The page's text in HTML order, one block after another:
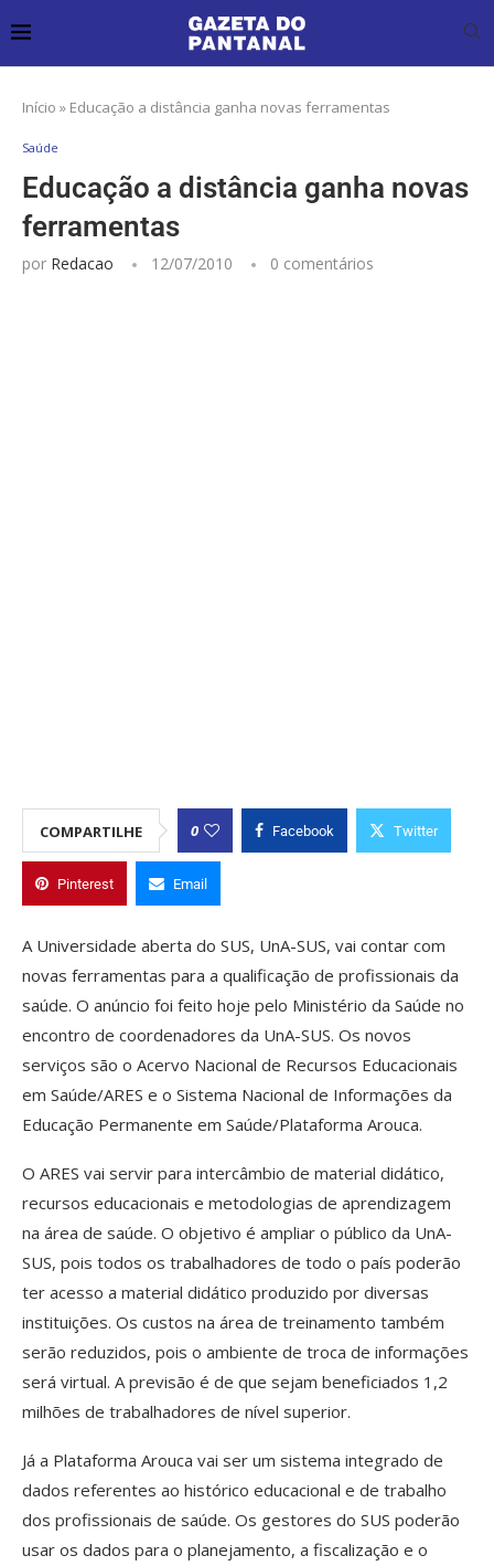
Início » Educação a distância ganha novas ferramentas
Saúde
Educação a distância ganha novas
ferramentas
por Redacao 12/07/2010 0 comentários
COMPARTILHE 0 Facebook Twitter
Pinterest Email
A Universidade aberta do SUS, UnA-SUS, vai contar com
novas ferramentas para a qualificação de profissionais da
saúde. O anúncio foi feito hoje pelo Ministério da Saúde no
encontro de coordenadores da UnA-SUS. Os novos
serviços são o Acervo Nacional de Recursos Educacionais
em Saúde/ARES e o Sistema Nacional de Informações da
Educação Permanente em Saúde/Plataforma Arouca.
O ARES vai servir para intercâmbio de material didático,
recursos educacionais e metodologias de aprendizagem
na área de saúde. O objetivo é ampliar o público da UnA-
SUS, pois todos os trabalhadores de todo o país poderão
ter acesso a material didático produzido por diversas
instituições. Os custos na área de treinamento também
serão reduzidos, pois o ambiente de troca de informações
será virtual. A previsão é de que sejam beneficiados 1,2
milhões de trabalhadores de nível superior.
Já a Plataforma Arouca vai ser um sistema integrado de
dados referentes ao histórico educacional e de trabalho
dos profissionais de saúde. Os gestores do SUS poderão
usar os dados para o planejamento, a fiscalização e o